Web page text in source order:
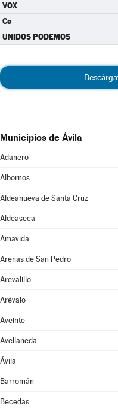
VOX
Cs
UNIDOS PODEMOS
Municipios de Ávila
Adanero
Albornos
Aldeanueva de Santa Cruz
Aldeaseca
Amavida
Arenas de San Pedro
Arevalillo
Arévalo
Aveinte
Avellaneda
Ávila
Barromán
Becedas